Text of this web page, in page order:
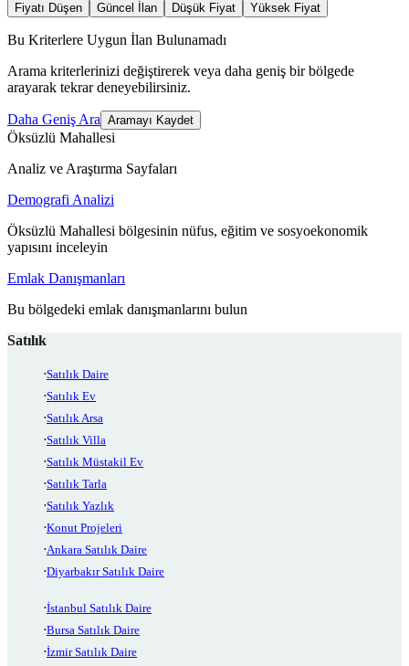
Fiyatı Düşen Güncel İlan Düşük Fiyat Yüksek Fiyat
Bu Kriterlere Uygun İlan Bulunamadı
Arama kriterlerinizi değiştirerek veya daha geniş bir bölgede
arayarak tekrar deneyebilirsiniz.
Daha Geniş Ara Aramayı Kaydet
Öksüzlü Mahallesi
Analiz ve Araştırma Sayfaları
Demografi Analizi
Öksüzlü Mahallesi bölgesinin nüfus, eğitim ve sosyoekonomik
yapısını inceleyin
Emlak Danışmanları
Bu bölgedeki emlak danışmanlarını bulun
Satılık
Satılık Daire
Satılık Ev
Satılık Arsa
Satılık Villa
Satılık Müstakil Ev
Satılık Tarla
Satılık Yazlık
Konut Projeleri
Ankara Satılık Daire
Diyarbakır Satılık Daire
İstanbul Satılık Daire
Bursa Satılık Daire
İzmir Satılık Daire